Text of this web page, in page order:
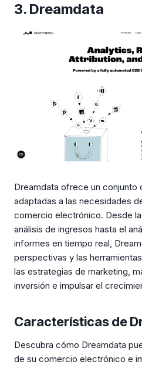
3. Dreamdata
Dreamdata ofrece un
adaptadas a las necesidades
comercio electrónico. Desde
análisis de ingresos hasta el
informes en tiempo real,
perspectivas y las
las estrategias de marketing,
inversión e impulsar el
Características de
Descubra cómo Dreamdata
de su comercio electrónico e